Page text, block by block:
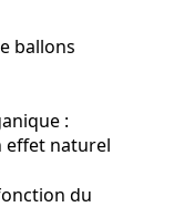
ballons
:
effet naturel
du